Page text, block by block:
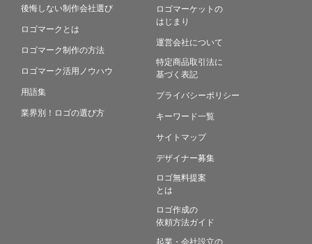
後悔しない制作会社選び
ロゴマークとは
ロゴマーク制作の方法
ロゴマーク活用ノウハウ
用語集
業界別！ロゴの選び方
ロゴマーケットの
はじまり
運営会社について
特定商品取引法に
基づく表記
プライバシーポリシー
キーワード一覧
サイトマップ
デザイナー募集
ロゴ無料提案
とは
ロゴ作成の
依頼方法ガイド
起業・会社設立の